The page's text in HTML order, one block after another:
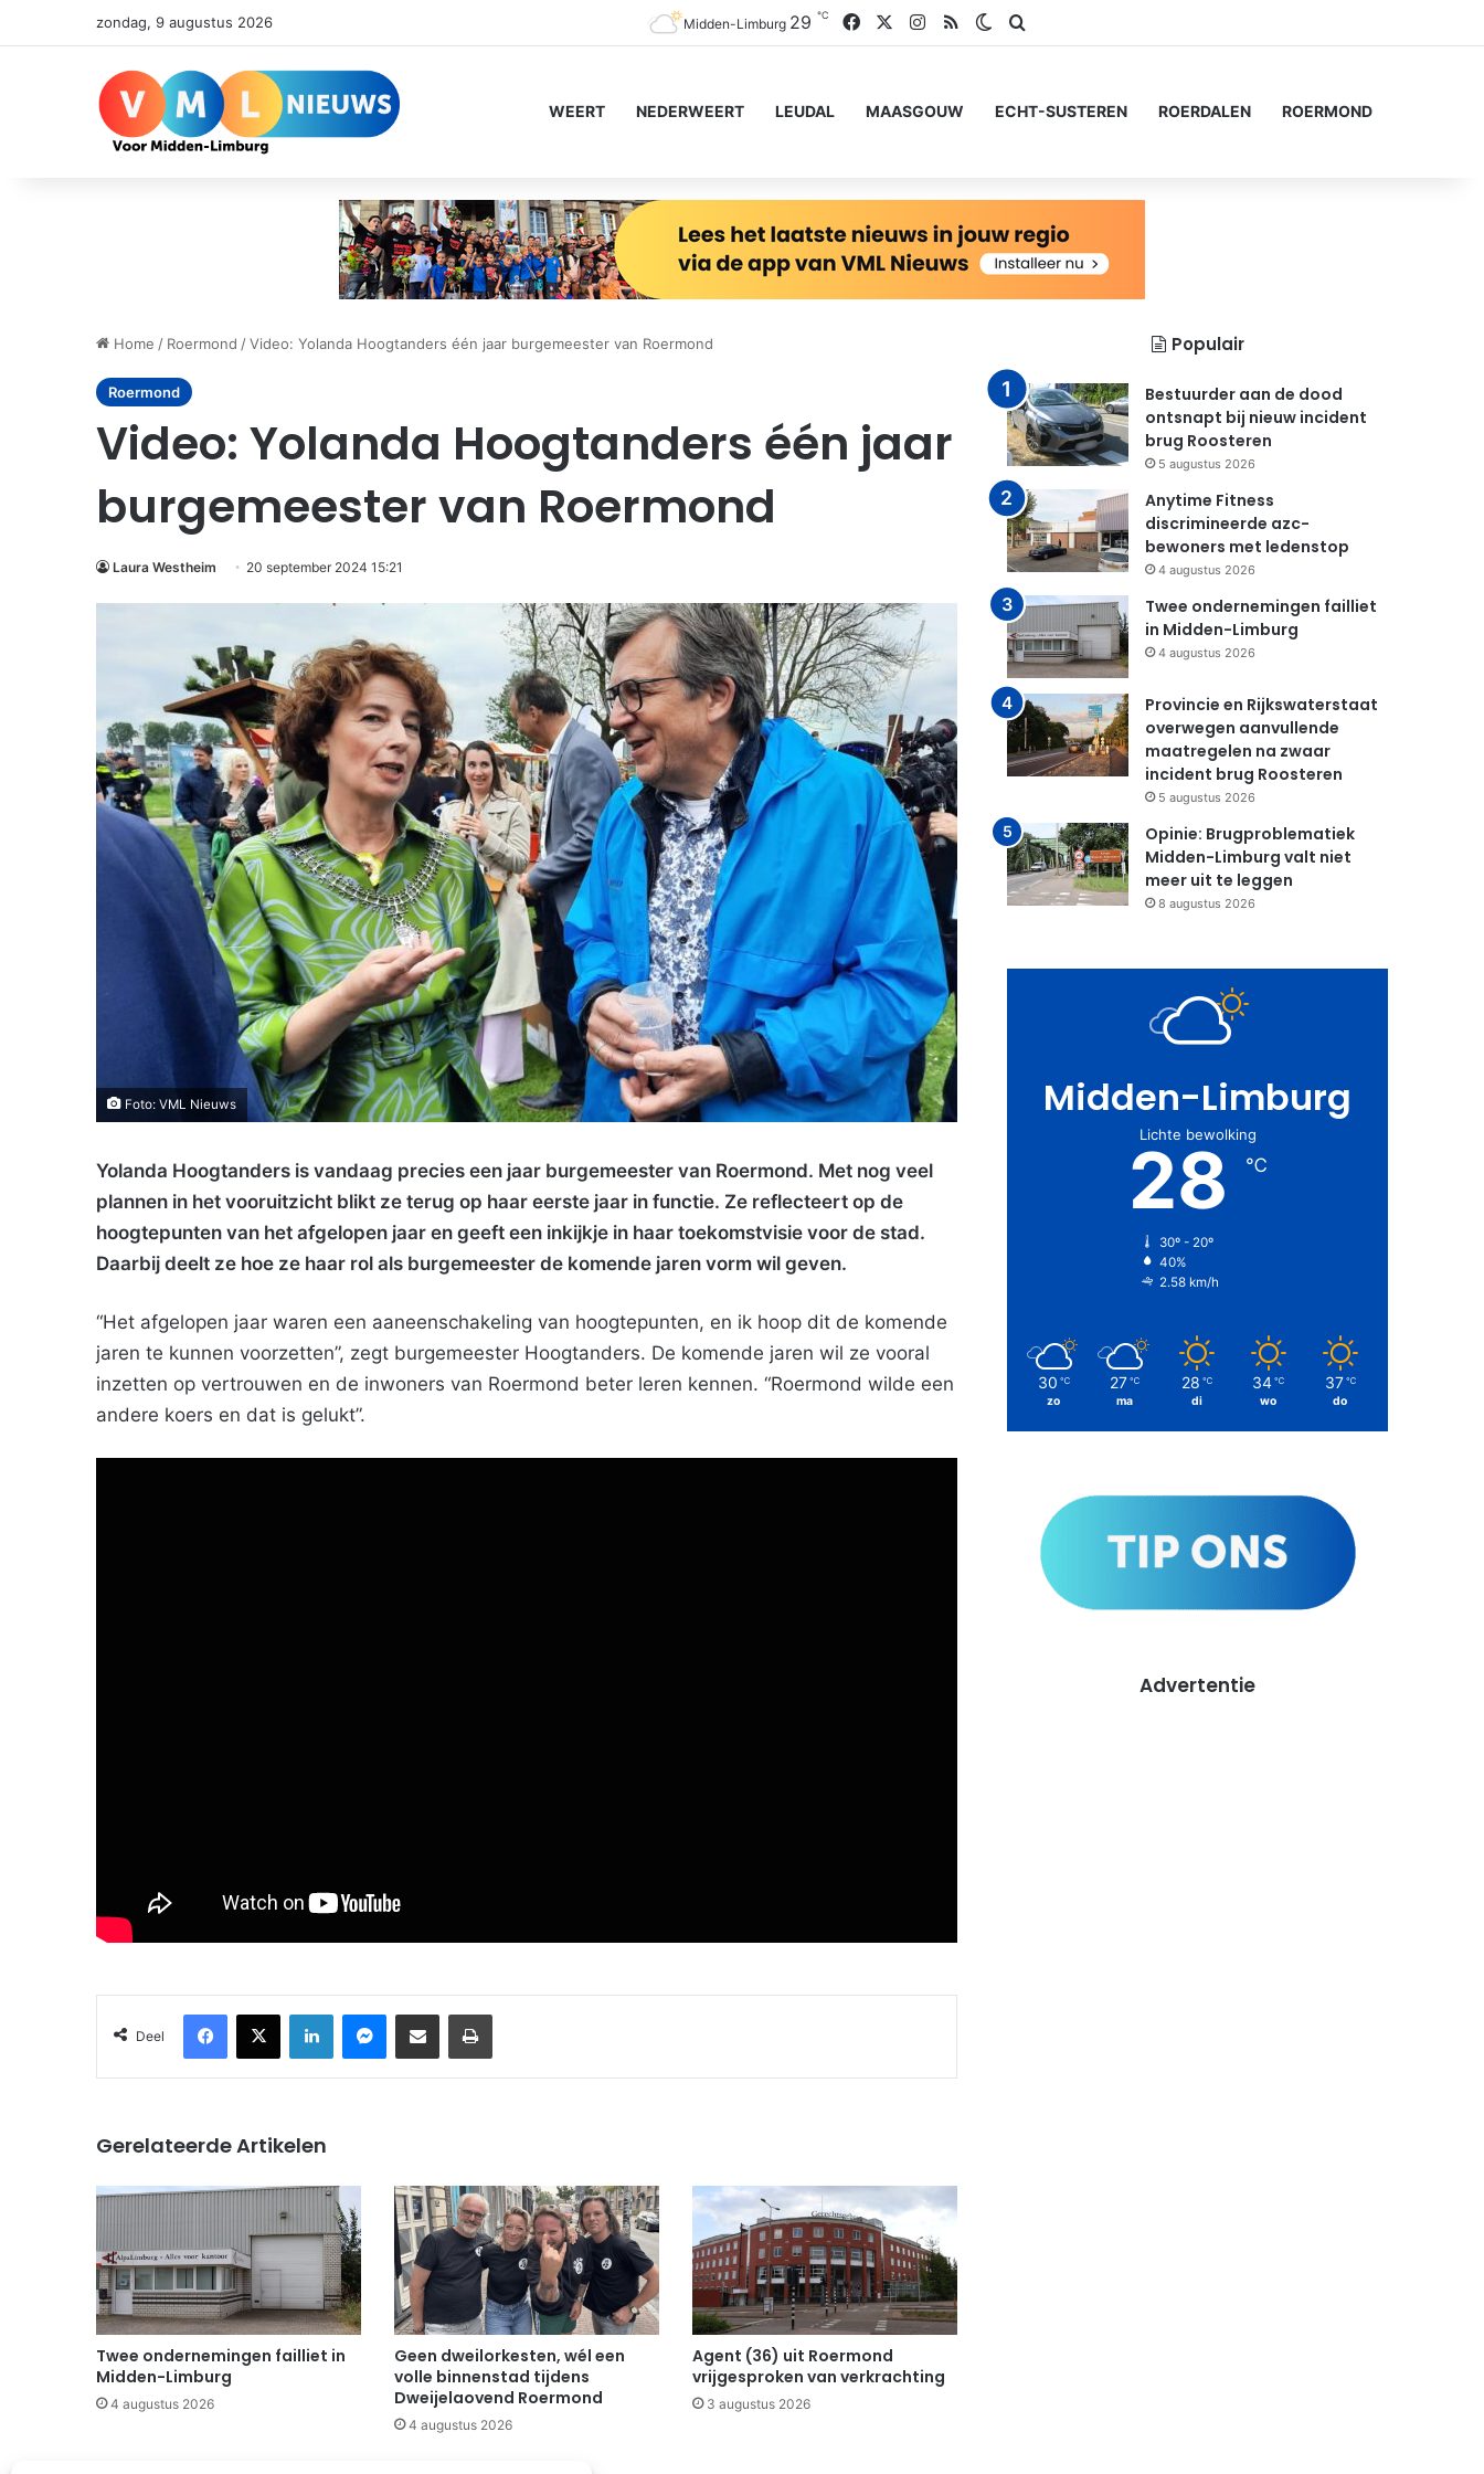
zondag, 9 augustus 2026 Midden-Limburg 29 ℃ FacebookInstagram
RSS Switch skin
WEERT NEDERWEERT LEUDAL MAASGOUW ECHT-SUSTEREN ROERDALEN ROERMOND
Home / Roermond /Video: Yolanda Hoogtanders één jaar burgemeester van Roermond
Roermond
Video: Yolanda Hoogtanders één jaar
burgemeester van Roermond
Laura Westheim 20 september 2024 15:21
Foto: VML Nieuws
Yolanda Hoogtanders is vandaag precies een jaar burgemeester van Roermond. Met nog veel
plannen in het vooruitzicht blikt ze terug op haar eerste jaar in functie. Ze reflecteert op de
hoogtepunten van het afgelopen jaar en geeft een inkijkje in haar toekomstvisie voor de stad.
Daarbij deelt ze hoe ze haar rol als burgemeester de komende jaren vorm wil geven.
“Het afgelopen jaar waren een aaneenschakeling van hoogtepunten, en ik hoop dit de komende
jaren te kunnen voorzetten”, zegt burgemeester Hoogtanders. De komende jaren wil ze vooral
inzetten op vertrouwen en de inwoners van Roermond beter leren kennen. “Roermond wilde een
andere koers en dat is gelukt”.
Deel
Facebook
X LinkedInMessenger
Deel via Email Print
Gerelateerde Artikelen
Twee ondernemingen failliet in
Midden-Limburg
4 augustus 2026
Geen dweilorkesten, wél een
volle binnenstad tijdens
Dweijelaovend Roermond
4 augustus 2026
Agent (36) uit Roermond
vrijgesproken van verkrachting
3 augustus 2026
Populair
Bestuurder aan de dood
ontsnapt bij nieuw incident
brug Roosteren
5 augustus 2026
Anytime Fitness
discrimineerde azc-
bewoners met ledenstop
4 augustus 2026
Twee ondernemingen failliet
in Midden-Limburg
4 augustus 2026
Provincie en Rijkswaterstaat
overwegen aanvullende
maatregelen na zwaar
incident brug Roosteren
5 augustus 2026
Opinie: Brugproblematiek
Midden-Limburg valt niet
meer uit te leggen
8 augustus 2026
Midden-Limburg
Lichte bewolking
28 ℃
30º - 20º
40%
2.58 km/h
30 ℃
zo
27 ℃
ma
28 ℃
di
34 ℃
wo
37 ℃
do
Advertentie